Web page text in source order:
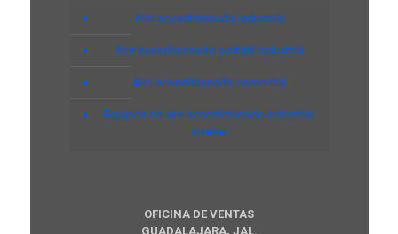
Aire acondicionado industrial
Aire acondicionado portátil industrial
Aire acondicionado comercial
Equipos de aire acondicionado industrial
inverter
OFICINA DE VENTAS
GUADALAJARA, JAL.